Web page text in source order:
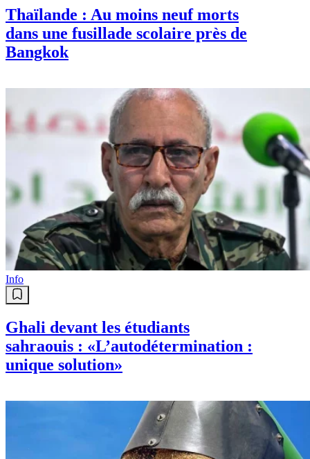
Thaïlande : Au moins neuf morts
dans une fusillade scolaire près de
Bangkok
Info
Ghali devant les étudiants
sahraouis : «L’autodétermination :
unique solution»